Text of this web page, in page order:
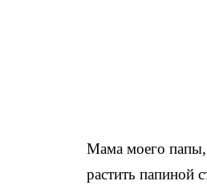
Мама моего папы,
растить папиной